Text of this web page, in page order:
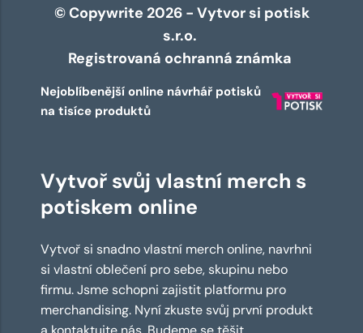
© Copywrite 2026 - Vytvor si potisk
s.r.o.
Registrovaná ochranná známka
Nejoblíbenější online návrhář potisků
na tisíce produktů
Vytvoř svůj vlastní merch s
potiskem online
Vytvoř si snadno vlastní merch online, navrhni
si vlastní oblečení pro sebe, skupinu nebo
firmu. Jsme schopni zajistit platformu pro
merchandising. Nyní zkuste svůj první produkt